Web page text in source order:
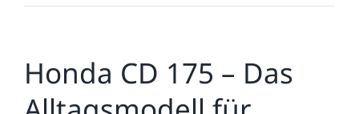
Honda CD 175 – Das